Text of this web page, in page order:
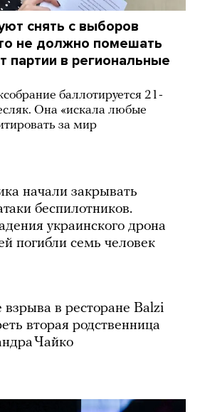
снять с выборов
не должно помешать
партии в региональные
баллотируется 21-
Она «искала любые
за мир
начали закрывать
беспилотников.
украинского дрона
погибли семь человек
взрыва в ресторане Balzi
вторая родственница
Чайко